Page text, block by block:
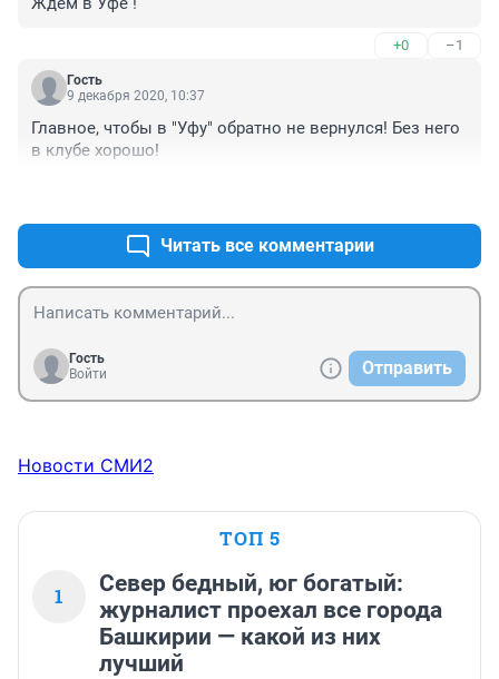
+0 –1
Гость
9 декабря 2020, 10:37
Главное, чтобы в "Уфу" обратно не вернулся! Без него
в клубе хорошо!
Читать все комментарии
Гость
Войти
Отправить
Новости СМИ2
ТОП 5
1
Север бедный, юг богатый:
журналист проехал все города
Башкирии — какой из них
лучший